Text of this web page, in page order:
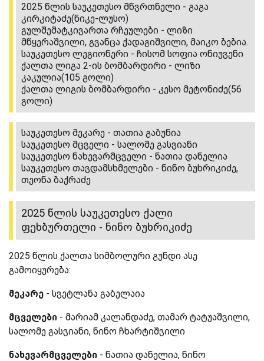
2025 წლის საუკეთესო მწვრთნელი - გაგა
კირკიტაძე(ნიკე-ლუსო)
გულშემატკივართა რჩეულები - ლიზი
მწყერაშვილი, გვანცა ქადაგიშვილი, მაიკო ბებია.
საუკეთესო ლეგიონერი - ჩისომ სოფია ონიუვენი
ქალთა ლიგა 2-ის ბომბარდირი - ლიზი
კაკულია(105 გოლი)
ქალთა ლიგის ბომბარდირი - კესო მეტონიძე(56
გოლი)
საუკეთესო მეკარე - თათია გაბუნია
საუკეთესო მცველი - სალომე გასვიანი
საუკეთესო ნახევარმცველი - ნათია დანელია
საუკეთესო თავდამსხმელები - ნინო ბუხრიკიძე,
თეონა ბაქრაძე
2025 წლის საუკეთესო ქალი
ფეხბურთელი - ნინო ბუხრიკიძე
2025 წლის ქალთა სიმბოლური გუნდი ასე
გამოიყურება:
მეკარე - სვეტლანა გაბელაია
მცველები - მარიამ კალანდაძე, თამარ ტატუაშვილი,
სალომე გასვიანი, ნინო ჩხარტიშვილი
ნახევარმცველები - ნათია დანელია, ნინო